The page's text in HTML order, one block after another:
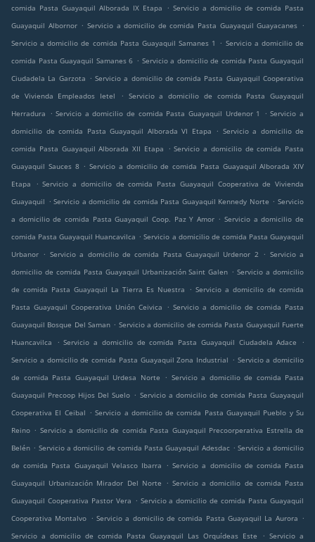
comida Pasta Guayaquil Alborada IX Etapa
. Servicio a domicilio de comida Pasta
Guayaquil Albornor . Servicio a domicilio de comida Pasta Guayaquil Guayacanes .
Servicio a domicilio de comida Pasta Guayaquil Samanes 1
. Servicio a domicilio de
comida Pasta Guayaquil Samanes 6 . Servicio a domicilio de comida Pasta Guayaquil
Ciudadela La Garzota . Servicio a domicilio de comida Pasta Guayaquil Cooperativa
de Vivienda Empleados Ietel
. Servicio a domicilio de comida Pasta Guayaquil
Herradura
. Servicio a domicilio de comida Pasta Guayaquil Urdenor 1 . Servicio a
domicilio de comida Pasta Guayaquil Alborada VI Etapa
. Servicio a domicilio de
comida Pasta Guayaquil Alborada XII Etapa
. Servicio a domicilio de comida Pasta
Guayaquil Sauces 8 . Servicio a domicilio de comida Pasta Guayaquil Alborada XIV
Etapa
. Servicio a domicilio de comida Pasta Guayaquil Cooperativa de Vivienda
Guayaquil . Servicio a domicilio de comida Pasta Guayaquil Kennedy Norte . Servicio
a domicilio de comida Pasta Guayaquil Coop. Paz Y Amor . Servicio a domicilio de
comida Pasta Guayaquil Huancavilca . Servicio a domicilio de comida Pasta Guayaquil
Urbanor . Servicio a domicilio de comida Pasta Guayaquil Urdenor 2 . Servicio a
domicilio de comida Pasta Guayaquil Urbanización Saint Galen . Servicio a domicilio
de comida Pasta Guayaquil La Tierra Es Nuestra
. Servicio a domicilio de comida
Pasta Guayaquil Cooperativa Unión Ceivica
. Servicio a domicilio de comida Pasta
Guayaquil Bosque Del Saman . Servicio a domicilio de comida Pasta Guayaquil Fuerte
Huancavilca
. Servicio a domicilio de comida Pasta Guayaquil Ciudadela Adace
.
Servicio a domicilio de comida Pasta Guayaquil Zona Industrial . Servicio a domicilio
de comida Pasta Guayaquil Urdesa Norte
. Servicio a domicilio de comida Pasta
Guayaquil Precoop Hijos Del Suelo . Servicio a domicilio de comida Pasta Guayaquil
Cooperativa El Ceibal . Servicio a domicilio de comida Pasta Guayaquil Pueblo y Su
Reino . Servicio a domicilio de comida Pasta Guayaquil Precoorperativa Estrella de
Belén . Servicio a domicilio de comida Pasta Guayaquil Adesdac . Servicio a domicilio
de comida Pasta Guayaquil Velasco Ibarra
. Servicio a domicilio de comida Pasta
Guayaquil Urbanización Mirador Del Norte
. Servicio a domicilio de comida Pasta
Guayaquil Cooperativa Pastor Vera . Servicio a domicilio de comida Pasta Guayaquil
Cooperativa Montalvo . Servicio a domicilio de comida Pasta Guayaquil La Aurora .
Servicio a domicilio de comida Pasta Guayaquil Las Orquídeas Este
. Servicio a